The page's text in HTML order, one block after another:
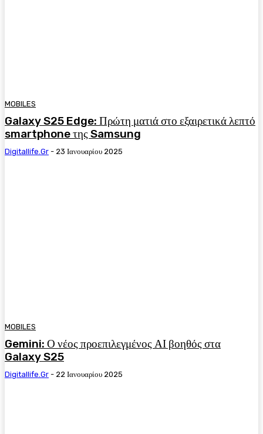
MOBILES
Galaxy S25 Edge: Πρώτη ματιά στο εξαιρετικά λεπτό
smartphone της Samsung
Digitallife.gr - 23 Ιανουαρίου 2025
MOBILES
Gemini: Ο νέος προεπιλεγμένος ΑΙ βοηθός στα
Galaxy S25
Digitallife.gr - 22 Ιανουαρίου 2025